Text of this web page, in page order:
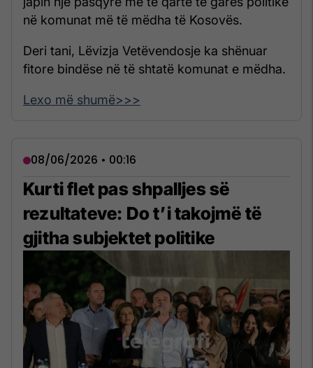
në komunat më të mëdha të Kosovës.
Deri tani, Lëvizja Vetëvendosje ka shënuar
fitore bindëse në të shtatë komunat e mëdha.
Lexo më shumë>>>
08/06/2026 • 00:16
Kurti flet pas shpalljes së
rezultateve: Do t’i takojmë të
gjitha subjektet politike